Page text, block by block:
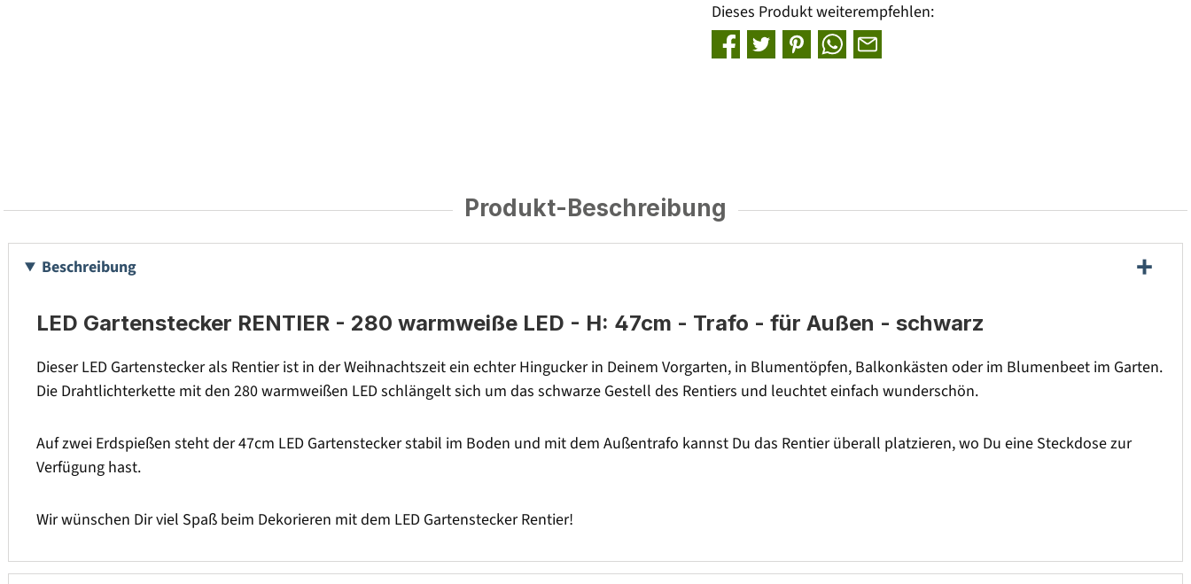
Dieses Produkt weiterempfehlen:
Produkt-Beschreibung
Beschreibung
LED Gartenstecker RENTIER - 280 warmweiße LED - H: 47cm - Trafo - für Außen - schwarz
Dieser LED Gartenstecker als Rentier ist in der Weihnachtszeit ein echter Hingucker in Deinem Vorgarten, in Blumentöpfen, Balkonkästen oder im Blumenbeet im Garten.
Die Drahtlichterkette mit den 280 warmweißen LED schlängelt sich um das schwarze Gestell des Rentiers und leuchtet einfach wunderschön.
Auf zwei Erdspießen steht der 47cm LED Gartenstecker stabil im Boden und mit dem Außentrafo kannst Du das Rentier überall platzieren, wo Du eine Steckdose zur
Verfügung hast.
Wir wünschen Dir viel Spaß beim Dekorieren mit dem LED Gartenstecker Rentier!